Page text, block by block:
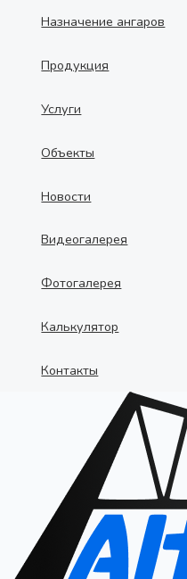
Назначение ангаров
Продукция
Услуги
Объекты
Новости
Видеогалерея
Фотогалерея
Калькулятор
Контакты